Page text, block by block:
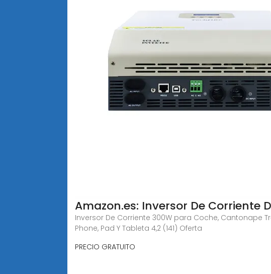
Amazon.es: Inversor De Corriente
Inversor De Corriente 300W para Coche, Cantonape
Phone, Pad Y Tableta 4,2 (141) Oferta
PRECIO GRATUITO